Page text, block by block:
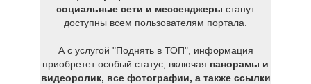
социальные сети и мессенджеры станут
доступны всем пользователям портала.
А с услугой "Поднять в ТОП", информация
приобретет особый статус, включая панорамы и
видеоролик, все фотографии, а также ссылки